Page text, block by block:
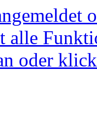
alle
oder